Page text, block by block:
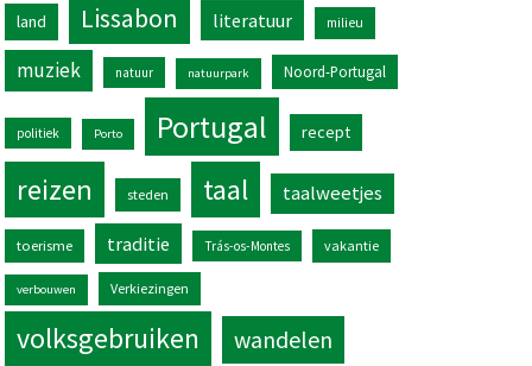
land Lissabon literatuur milieu
muziek natuur natuurpark Noord-Portugal
politiek Porto Portugal recept
reizen steden taal taalweetjes
toerisme traditie Trás-os-Montes vakantie
verbouwen Verkiezingen
volksgebruiken wandelen